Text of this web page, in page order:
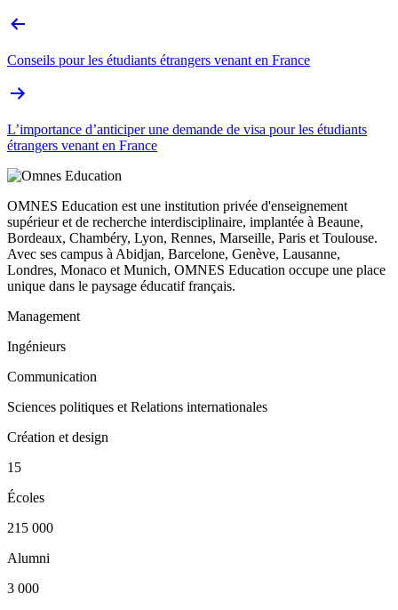
Conseils pour les étudiants étrangers venant en France
L’importance d’anticiper une demande de visa pour les étudiants
étrangers venant en France
OMNES Education est une institution privée d'enseignement
supérieur et de recherche interdisciplinaire, implantée à Beaune,
Bordeaux, Chambéry, Lyon, Rennes, Marseille, Paris et Toulouse.
Avec ses campus à Abidjan, Barcelone, Genève, Lausanne,
Londres, Monaco et Munich, OMNES Education occupe une place
unique dans le paysage éducatif français.
Management
Ingénieurs
Communication
Sciences politiques et Relations internationales
Création et design
15
Écoles
215 000
Alumni
3 000